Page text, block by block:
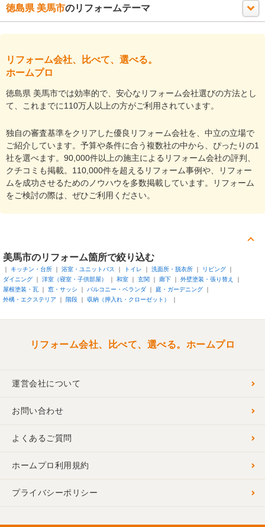
徳島県 美馬市のリフォームテーマ
リフォーム会社、比べて、選べる。
ホームプロ
徳島県 美馬市では効率的で、安心なリフォーム会社選びの方法とし
て、これまでに110万人以上の方がご利用されています。
独自の審査基準をクリアした優良リフォーム会社を、中立の立場で
ご紹介しています。予算や条件に合う複数社の中から、ぴったりの1
社を選べます。90,000件以上の施主によるリフォーム会社の評判、
クチコミも掲載。110,000件を超えるリフォーム事例や、リフォー
ムを成功させるためのノウハウを多数掲載しています。リフォーム
をご検討の際は、ぜひご利用ください。
美馬市のリフォーム箇所で絞り込む
キッチン・台所 浴室・ユニットバス トイレ 洗面所・脱衣所
リビング
ダイニング
洋室（寝室・子供部屋） 和室 玄関 廊下
外壁塗装・張り替え
屋根塗装・瓦
窓・サッシ バルコニー・ベランダ
庭・ガーデニング
外構・エクステリア
階段 収納（押入れ・クローゼット）
リフォーム会社、比べて、選べる。ホームプロ
運営会社について
お問い合わせ
よくあるご質問
ホームプロ利用規約
プライバシーポリシー